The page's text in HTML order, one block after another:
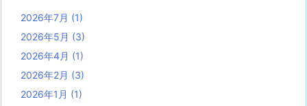
2026年7月 (1)
2026年5月 (3)
2026年4月 (1)
2026年2月 (3)
2026年1月 (1)